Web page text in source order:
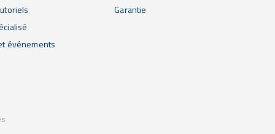
événements
Garantie